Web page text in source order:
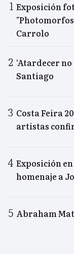
Exposición
Carrolo
‘Atardecer
Santiago
Costa Feira
artistas
Exposición
homenaje a
Abraham